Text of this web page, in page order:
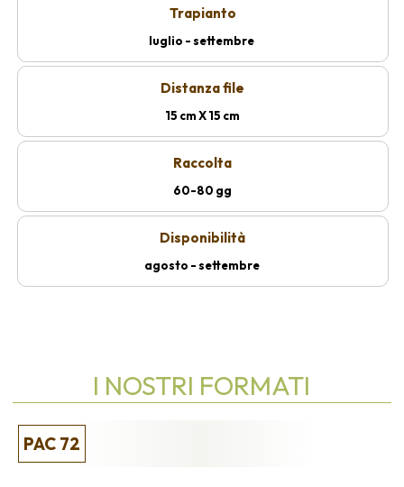
Trapianto
luglio - settembre
Distanza file
15 cm X 15 cm
Raccolta
60-80 gg
Disponibilità
agosto - settembre
I NOSTRI FORMATI
PAC 72